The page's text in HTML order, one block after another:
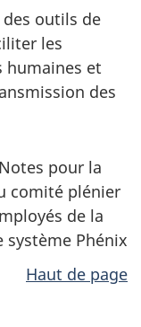
des outils de
les
humaines et
des
pour la
comité plénier
de la
système Phénix
Haut de page